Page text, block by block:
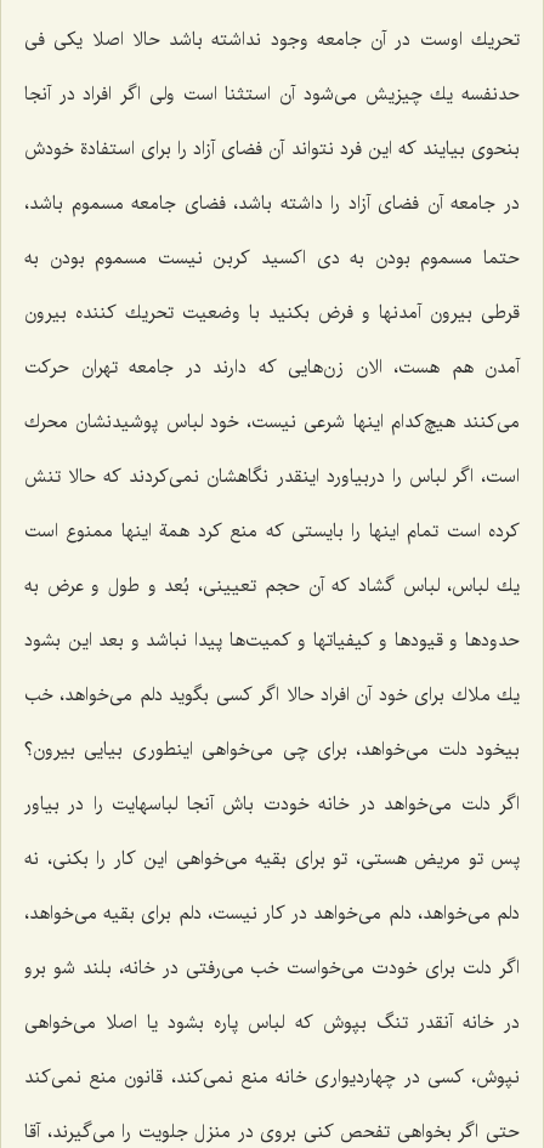
تحریك اوست در آن جامعه وجود نداشته باشد حالا اصلا یكی فی
حدنفسه یك چیزیش می‌شود آن استثنا است ولی اگر افراد در آنجا
بنحوی بیایند كه این فرد نتواند آن فضای آزاد را برای استفادة خودش
در جامعه آن فضای آزاد را داشته باشد، فضای جامعه مسموم باشد،
حتما مسموم بودن به دی اكسید كربن نیست مسموم بودن به
قرطی بیرون آمدنها و فرض بكنید با وضعیت تحریك كننده بیرون
آمدن هم هست، الان زن‌هایی كه دارند در جامعه تهران حركت
می‌كنند هیچ‌كدام اینها شرعی نیست، خود لباس پوشیدنشان محرك
است، اگر لباس را دربیاورد اینقدر نگاهشان نمی‌كردند كه حالا تنش
كرده است تمام اینها را بایستی كه منع كرد همة اینها ممنوع است
یك لباس، لباس گشاد كه آن حجم تعیینی، بُعد و طول و عرض به
حدودها و قیودها و كیفیاتها و كمیت‌ها پیدا نباشد و بعد این بشود
یك ملاك برای خود آن افراد حالا اگر كسی بگوید دلم می‌خواهد، خب
بیخود دلت می‌خواهد، برای چی می‌خواهی اینطوری بیایی بیرون؟
اگر دلت می‌خواهد در خانه خودت باش آنجا لباسهایت را در بیاور
پس تو مریض هستی، تو برای بقیه می‌خواهی این كار را بكنی، نه
دلم می‌خواهد، دلم می‌خواهد در كار نیست، دلم برای بقیه می‌خواهد،
اگر دلت برای خودت می‌خواست خب می‌رفتی در خانه، بلند شو برو
در خانه آنقدر تنگ بپوش كه لباس پاره بشود یا اصلا می‌خواهی
نپوش، كسی در چهاردیواری خانه منع نمی‌كند، قانون منع نمی‌كند
حتی اگر بخواهی تفحص كنی بروی در منزل جلویت را می‌گیرند، آقا